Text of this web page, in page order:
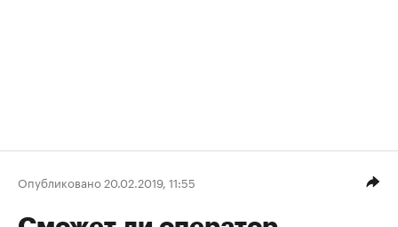
Опубликовано 20.02.2019, 11:55